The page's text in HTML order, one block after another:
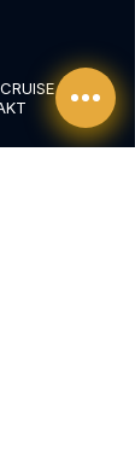
CRUISE PORT